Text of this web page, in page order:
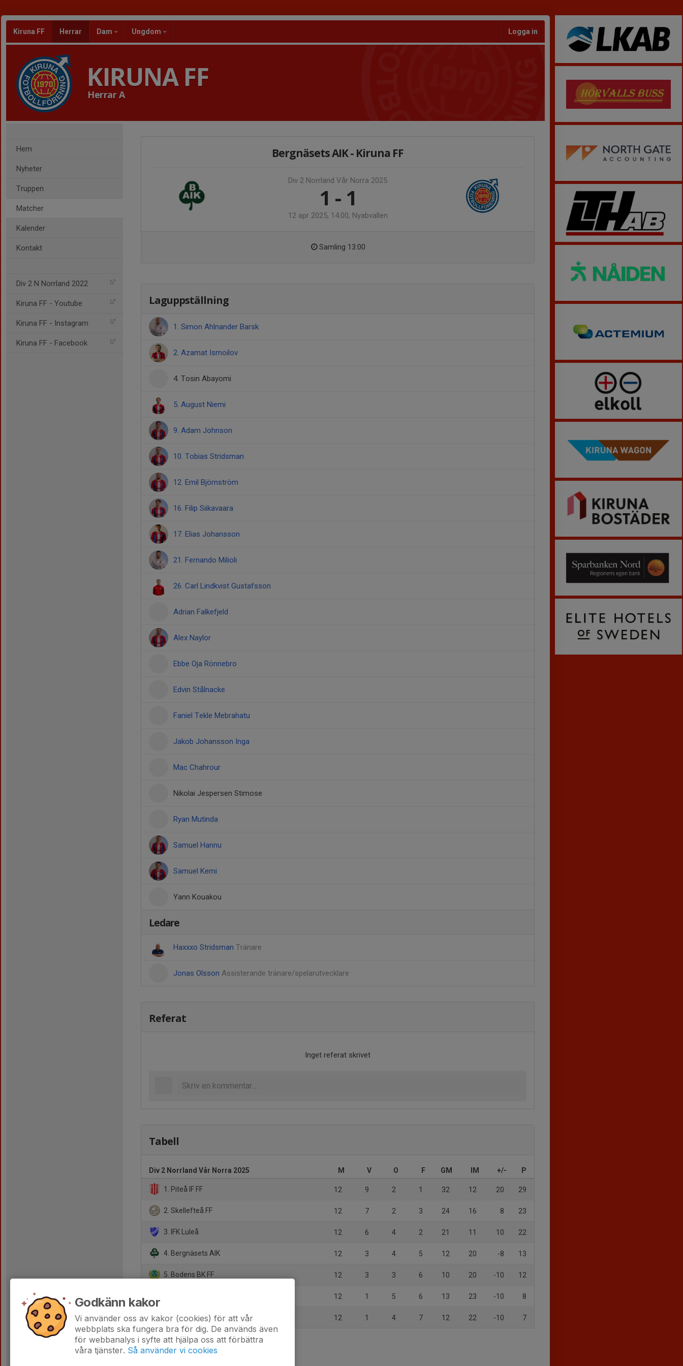
Kiruna FF Herrar Dam Ungdom Logga in
KIRUNA FF
Herrar A
Hem
Nyheter
Truppen
Matcher
Kalender
Kontakt
Div 2 N Norrland 2022
Kiruna FF - Youtube
Kiruna FF - Instagram
Kiruna FF - Facebook
Bergnäsets AIK - Kiruna FF
Div 2 Norrland Vår Norra 2025
1 - 1
12 apr 2025, 14:00, Nyabvallen
Samling 13:00
Laguppställning
1. Simon Ahlnander Barsk
2. Azamat Ismoilov
4. Tosin Abayomi
5. August Niemi
9. Adam Johnson
10. Tobias Stridsman
12. Emil Björnström
16. Filip Siikavaara
17. Elias Johansson
21. Fernando Milioli
26. Carl Lindkvist Gustafsson
Adrian Falkefjeld
Alex Naylor
Ebbe Oja Rönnebro
Edvin Stålnacke
Faniel Tekle Mebrahatu
Jakob Johansson Inga
Mac Chahrour
Nikolai Jespersen Stimose
Ryan Mutinda
Samuel Hannu
Samuel Kemi
Yann Kouakou
Ledare
Haxxxo Stridsman Tränare
Jonas Olsson Assisterande tränare/spelarutvecklare
Referat
Inget referat skrivet
Tabell
Div 2 Norrland Vår Norra 2025 M V O F GM IM +/- P
1. Piteå IF FF 12 9 2 1 32 12 20 29
2. Skellefteå FF 12 7 2 3 24 16 8 23
3. IFK Luleå 12 6 4 2 21 11 10 22
4. Bergnäsets AIK 12 3 4 5 12 20 -8 13
5. Bodens BK FF 12 3 3 6 10 20 -10 12
12 1 5 6 13 23 -10 8
7. Boden City FC 12 1 4 7 12 22 -10 7
Godkänn kakor
Vi använder oss av kakor (cookies) för att vår
webbplats ska fungera bra för dig. De används även
för webbanalys i syfte att hjälpa oss att förbättra
våra tjänster. Så använder vi cookies